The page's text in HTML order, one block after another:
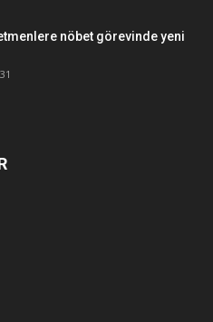
nöbet görevinde yeni